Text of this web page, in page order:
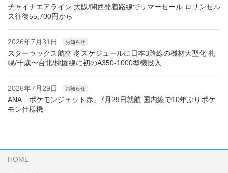
チャイナエアライン 大阪/関西発着路線でサマーセール ロサンゼル
ス往復55,700円から
2026年7月31日 お知らせ
スターラックス航空 冬スケジュールに日本3路線の機材大型化 札
幌/千歳〜台北/桃園線に初のA350-1000型機投入
2026年7月29日 お知らせ
ANA「ポケモンジェット赤」7月29日就航 国内線で10年ぶりポケ
モン仕様機
HOME